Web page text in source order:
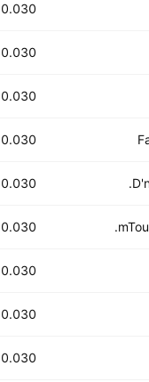
0.030
0.030
0.030
0.030
0.030
0.030
0.030
0.030
0.030